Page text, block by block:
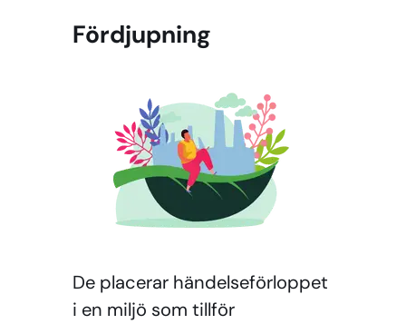
Fördjupning
De placerar händelseförloppet
i en miljö som tillför